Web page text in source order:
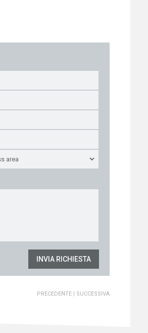
INVIA RICHIESTA
PRECEDENTE | SUCCESSIVA